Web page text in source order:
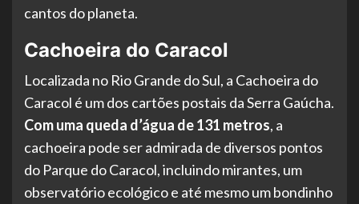
cantos do planeta.
Cachoeira do Caracol
Localizada no Rio Grande do Sul, a Cachoeira do
Caracol é um dos cartões postais da Serra Gaúcha.
Com uma queda d’água de 131 metros, a
cachoeira pode ser admirada de diversos pontos
do Parque do Caracol, incluindo mirantes, um
observatório ecológico e até mesmo um bondinho